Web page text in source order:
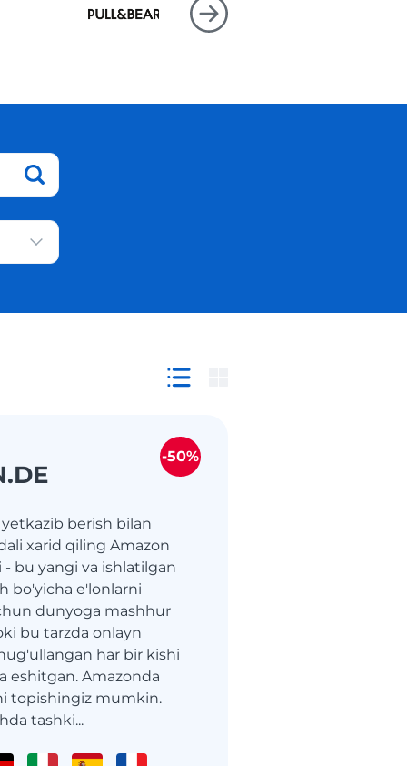
berish bilan
xarid qiling Amazon
bu yangi va ishlatilgan
bo'yicha e'lonlarni
dunyoga mashhur
bu tarzda onlayn
har bir kishi
eshitgan. Amazonda
topishingiz mumkin.
tashki...
-50%